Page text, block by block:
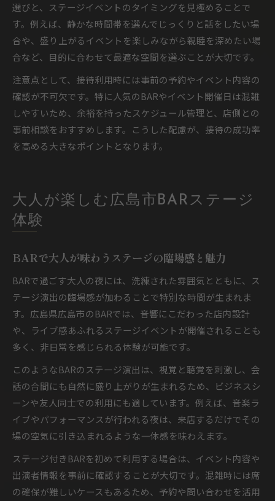
選びと、ステージイベントのタイミングを見極めることで
す。例えば、静かな時間帯を選んでじっくりと話をしたい場
合や、盛り上がるイベントを楽しみながら親睦を深めたい場
合など、目的に合わせて最適な空間を選ぶことが大切です。
注意点として、接待利用時には事前の予約やイベント内容の
確認が不可欠です。特に人気のBARやイベント開催日は混雑
しやすいため、余裕を持ったスケジュール管理と、店側との
事前相談をおすすめします。こうした配慮が、接待の成功率
を高める大きなポイントとなります。
大人が楽しむ広島市BARステージ
体験
BARで大人が味わうステージの臨場感と魅力
BARで過ごす大人の夜には、洗練された雰囲気とともに、ス
テージ演出の臨場感が加わることで特別な時間が生まれま
す。広島県広島市のBARでは、音響にこだわった店内設計
や、ライブ感あふれるステージイベントが開催されることも
多く、非日常を感じられる体験が可能です。
このようなBARのステージ演出は、視覚と聴覚を刺激し、会
話の合間にも自然に盛り上がりが生まれるため、ビジネスシ
ーンや友人同士での利用にも適しています。例えば、音楽ラ
イブやパフォーマンスが行われる夜は、来店するだけでその
場の空気に引き込まれるような一体感を味わえます。
ステージ付きBARを初めて利用する場合は、イベント内容や
出演者情報を事前に確認することが大切です。混雑時には席
の確保が難しいケースもあるため、予約や問い合わせを活用